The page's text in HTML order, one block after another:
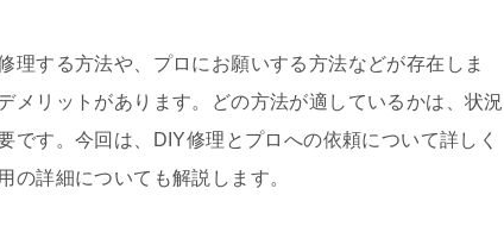
理する方法や、プロにお願いする方法などが存在しま
メリットがあります。どの方法が適しているかは、状況
す。今回は、DIY修理とプロへの依頼について詳しく
の詳細についても解説します。